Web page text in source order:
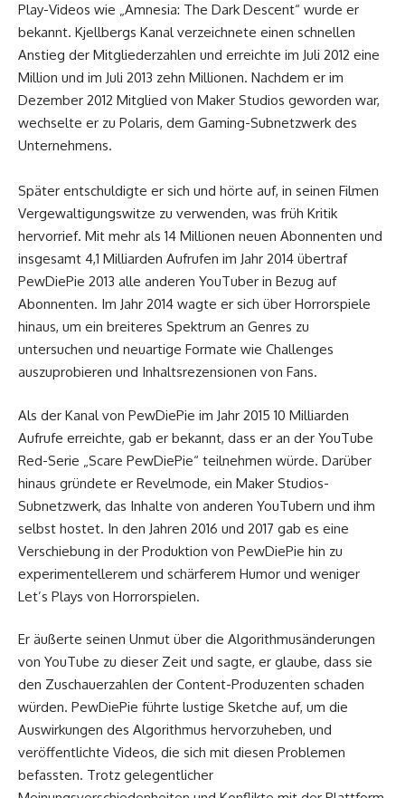
Play-Videos wie „Amnesia: The Dark Descent“ wurde er
bekannt. Kjellbergs Kanal verzeichnete einen schnellen
Anstieg der Mitgliederzahlen und erreichte im Juli 2012 eine
Million und im Juli 2013 zehn Millionen. Nachdem er im
Dezember 2012 Mitglied von Maker Studios geworden war,
wechselte er zu Polaris, dem Gaming-Subnetzwerk des
Unternehmens.
Später entschuldigte er sich und hörte auf, in seinen Filmen
Vergewaltigungswitze zu verwenden, was früh Kritik
hervorrief. Mit mehr als 14 Millionen neuen Abonnenten und
insgesamt 4,1 Milliarden Aufrufen im Jahr 2014 übertraf
PewDiePie 2013 alle anderen YouTuber in Bezug auf
Abonnenten. Im Jahr 2014 wagte er sich über Horrorspiele
hinaus, um ein breiteres Spektrum an Genres zu
untersuchen und neuartige Formate wie Challenges
auszuprobieren und Inhaltsrezensionen von Fans.
Als der Kanal von PewDiePie im Jahr 2015 10 Milliarden
Aufrufe erreichte, gab er bekannt, dass er an der YouTube
Red-Serie „Scare PewDiePie“ teilnehmen würde. Darüber
hinaus gründete er Revelmode, ein Maker Studios-
Subnetzwerk, das Inhalte von anderen YouTubern und ihm
selbst hostet. In den Jahren 2016 und 2017 gab es eine
Verschiebung in der Produktion von PewDiePie hin zu
experimentellerem und schärferem Humor und weniger
Let’s Plays von Horrorspielen.
Er äußerte seinen Unmut über die Algorithmusänderungen
von YouTube zu dieser Zeit und sagte, er glaube, dass sie
den Zuschauerzahlen der Content-Produzenten schaden
würden. PewDiePie führte lustige Sketche auf, um die
Auswirkungen des Algorithmus hervorzuheben, und
veröffentlichte Videos, die sich mit diesen Problemen
befassten. Trotz gelegentlicher